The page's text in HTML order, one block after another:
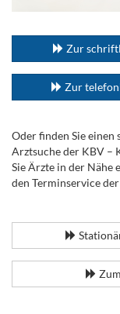
Zur
Zur
Oder finden Sie
Arztsuche der KBV –
Sie Ärzte in der Nähe
den Terminservice